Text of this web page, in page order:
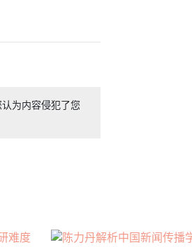
为内容侵犯了您